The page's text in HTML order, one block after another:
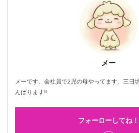
メー
メーです。会社員で2児の母やってます。三日
んばります‼
フォーローしてね！